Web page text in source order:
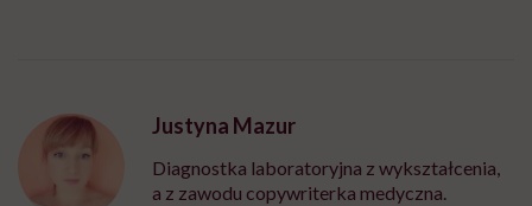
Justyna Mazur
Diagnostka laboratoryjna z wykształcenia,
a z zawodu copywriterka medyczna.